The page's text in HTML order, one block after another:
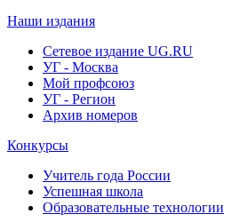
Наши издания
Сетевое издание UG.RU
УГ - Москва
Мой профсоюз
УГ - Регион
Архив номеров
Конкурсы
Учитель года России
Успешная школа
Образовательные технологии